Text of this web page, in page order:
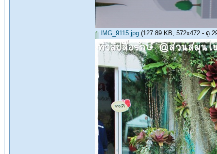
IMG_9115.jpg (127.89 KB, 572x472 - ดู